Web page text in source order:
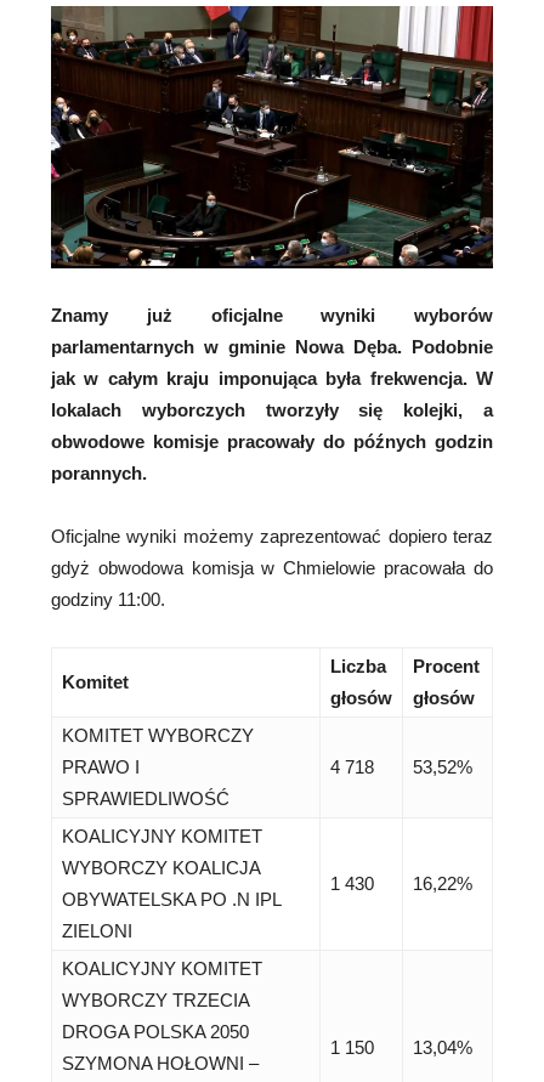
Znamy już oficjalne wyniki wyborów
parlamentarnych w gminie Nowa Dęba. Podobnie
jak w całym kraju imponująca była frekwencja. W
lokalach wyborczych tworzyły się kolejki, a
obwodowe komisje pracowały do późnych godzin
porannych.
Oficjalne wyniki możemy zaprezentować dopiero teraz
gdyż obwodowa komisja w Chmielowie pracowała do
godziny 11:00.
Komitet
Liczba
głosów
Procent
głosów
KOMITET WYBORCZY
PRAWO I
SPRAWIEDLIWOŚĆ
4 718 53,52%
KOALICYJNY KOMITET
WYBORCZY KOALICJA
OBYWATELSKA PO .N IPL
ZIELONI
1 430 16,22%
KOALICYJNY KOMITET
WYBORCZY TRZECIA
DROGA POLSKA 2050
SZYMONA HOŁOWNI –
1 150 13,04%